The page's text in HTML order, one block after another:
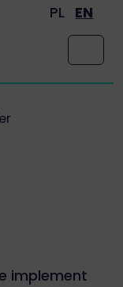
PL EN
implement